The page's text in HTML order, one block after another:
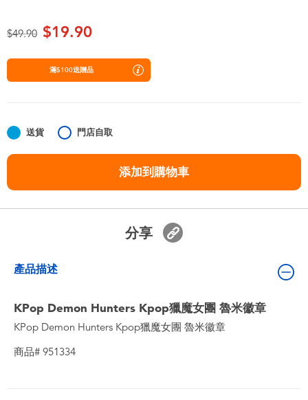
夏日用品
嬰兒及學前玩具
盲盒
生活精品
價格從
$49.90至$19.90
滿$100送贈品
送貨 門店自取
添加到購物車
分享
產品描述
KPop Demon Hunters Kpop獵魔女團 魯米徽章
KPop Demon Hunters Kpop獵魔女團 魯米徽章
商品# 951334